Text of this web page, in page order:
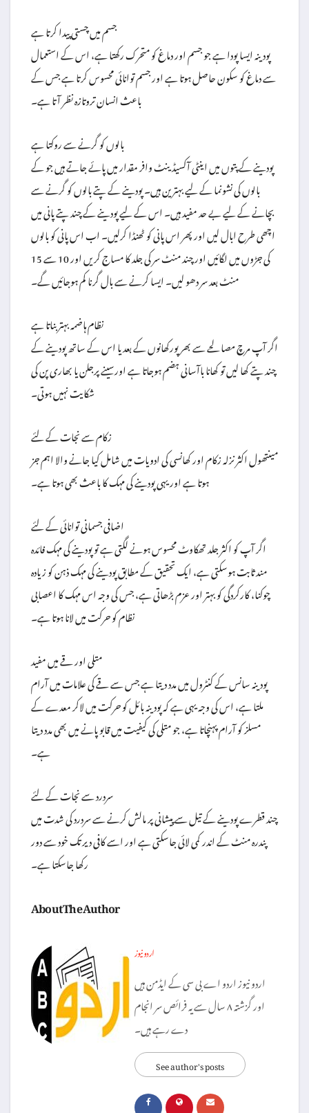
جسم میں چستی پیدا کرتا ہے
پودینہ ایسا پودا ہے جو جسم اور دماغ کو متحرک رکھتا ہے، اس کے استعمال
سے دماغ کو سکون حاصل ہوتا ہے اور جسم توانائی محسوس کرتا ہے جس کے
باعث انسان تروتازہ نظر آتا ہے۔
بالوں کو گرنے سے روکتا ہے
پودینے کے پتوں میں اینٹی آکسیڈینٹ وافر مقدار میں پائے جاتے ہیں جو کے
بالوں کی نشونما کے لیے بہترین ہیں۔ پودینے کے پتے بالوں کو گرنے سے
بچانے کے لیے بے حد مفید ہیں۔ اس کے لیے پودینے کے چند پتے پانی میں
اچھی طرح ابال لیں اور پھر اس پانی کو ٹھنڈا کرلیں۔ اب اس پانی کو بالوں
کی جڑوں میں لگائیں اور چند منٹ سر کی جلد کا مساج کریں اور 10 سے 15
منٹ بعد سر دھو لیں۔ ایسا کرنے سے بال گرنا کم ہوجائیں گے۔
نظام ہاضمہ بہتر بناتا ہے
اگر آپ مرچ مصالحے سے بھر پورکھانوں کے بعد یا اس کے ساتھ پودینے کے
چند پتے کھا لیں تو کھانا باآسانی ہضم ہوجاتا ہے اورسینے پرجلن یا بھاری پن کی
شکایت نہیں ہوتی۔
زکام سے نجات کے لئے
مینتھول اکثر نزلہ زکام اور کھانسی کی ادویات میں شامل کیا جانے والا اہم جز
ہوتا ہے اور یہی پودینے کی مہک کا باعث بھی ہوتا ہے۔
اضافی جسمانی توانائی کے لئے
اگر آپ کو اکثر جلد تھکاوٹ محسوس ہونے لگتی ہے تو پودینے کی مہک فائدہ
مند ثابت ہوسکتی ہے، ایک تحقیق کے مطابق پودینے کی مہک ذہن کو زیادہ
چوکنا، کارکردگی کو بہتر اور عزم بڑھاتی ہے، جس کی وجہ اس مہک کا اعصابی
نظام کو حرکت میں لانا ہوتا ہے۔
متلی اور قے میں مفید
پودینہ سانس کے کنٹرول میں مدد دیتا ہے جس سے قے کی علامات میں آرام
ملتا ہے، اس کی وجہ یہی ہے کہ پودینہ بائل کو حرکت میں لاکر معدے کے
مسلز کو آرام پہنچاتا ہے، جو متلی کی کیفیت میں قابو پانے میں بھی مدد دیتا
ہے۔
سردرد سے نجات کے لئے
چند قطرے پودینے کے تیل سے پیشانی پر مالش کرنے سے سردرد کی شدت میں
پندرہ منٹ کے اندر کمی لائی جاسکتی ہے اور اسے کافی دیر تک خود سے دور
رکھا جاسکتا ہے۔
About The Author
اردو نیوز
اردو نیوز اردو اے بی سی کے ایڈمن ہیں
اور گزشتہ ۸ سال سے یہ فرائص سر انجام
دے رہے ہیں۔
See author's posts